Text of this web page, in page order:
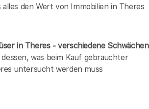
alles den Wert von Immobilien in Theres
in Theres - verschiedene Schwächen
was beim Kauf gebrauchter
untersucht werden muss